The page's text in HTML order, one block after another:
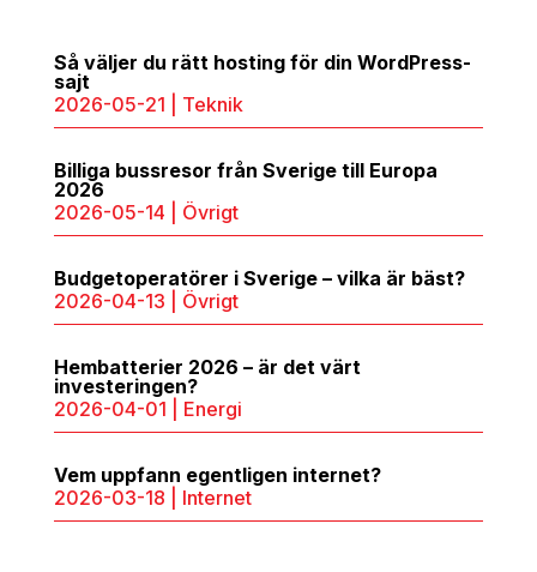
Så väljer du rätt hosting för din WordPress-
sajt
2026-05-21
Teknik
Billiga bussresor från Sverige till Europa
2026
2026-05-14
Övrigt
Budgetoperatörer i Sverige – vilka är bäst?
2026-04-13
Övrigt
Hembatterier 2026 – är det värt
investeringen?
2026-04-01
Energi
Vem uppfann egentligen internet?
2026-03-18
Internet